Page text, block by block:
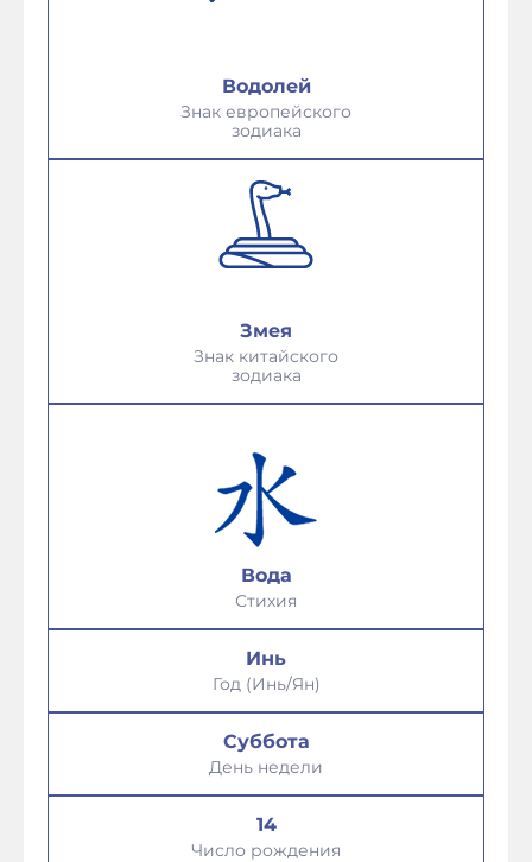
Водолей
Знак европейского
зодиака
Змея
Знак китайского
зодиака
Вода
Стихия
Инь
Год (Инь/Ян)
Суббота
День недели
14
Число рождения